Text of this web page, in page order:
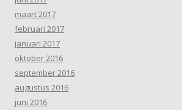
maart 2017
februari 2017
januari 2017
oktober 2016
september 2016
augustus 2016
juni 2016